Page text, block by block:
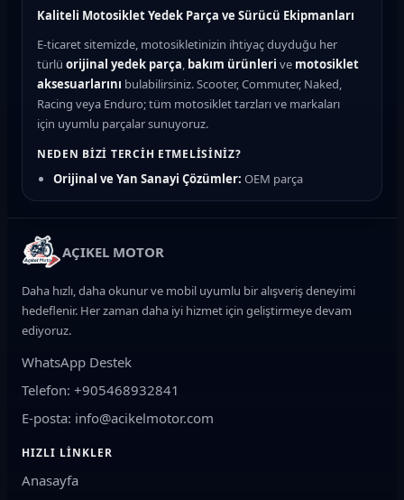
Kaliteli Motosiklet Yedek Parça ve Sürücü Ekipmanları
E-ticaret sitemizde, motosikletinizin ihtiyaç duyduğu her
türlü orijinal yedek parça, bakım ürünleri ve motosiklet
aksesuarlarını bulabilirsiniz. Scooter, Commuter, Naked,
Racing veya Enduro; tüm motosiklet tarzları ve markaları
için uyumlu parçalar sunuyoruz.
NEDEN BIZI TERCIH ETMELISINIZ?
Orijinal ve Yan Sanayi Çözümler: OEM parça
kalitesinde güvenilir seçenekler
Uzman Destek:
uyumluluk desteği
Güvenli Ödeme:Kredi kartı ve taksit imkanları
ÜRÜN KATEGORILERIMIZ
Fren Sistemi:Fren balatası, fren diski, manetler, fren
hidrolik sıvısı ve merkezler
Motor ve Bakım:Motosiklet yağı, yağ filtresi, hava filtresi,
Yürüyen Aksam:
rulman grupları
AÇIKEL MOTOR
Daha hızlı, daha okunur ve mobil uyumlu bir alışveriş deneyimi
hedeflenir. Her zaman daha iyi hizmet için geliştirmeye devam
ediyoruz.
WhatsApp Destek
Telefon: +905468932841
E-posta: info@acikelmotor.com
HIZLI LINKLER
Anasayfa